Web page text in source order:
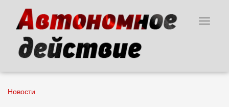
основному
содержанию
Toggle
Новости